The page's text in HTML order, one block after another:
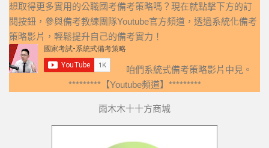
想取得更多實用的公職國考備考策略嗎？現在就點擊下方的訂
閱按鈕，參與備考教練團隊Youtube官方頻道，透過系統化備考
策略影片，輕鬆提升自己的備考實力！
咱們系統式備考策略影片中見。
*********【Youtube頻道】*********
雨木木十十方商城